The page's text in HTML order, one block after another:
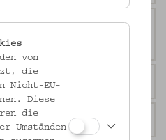
eine öffentlich zugängliche
hat das Museum?
Volkskunde?
von
die
Nicht-EU-
Diese
die
Umständen